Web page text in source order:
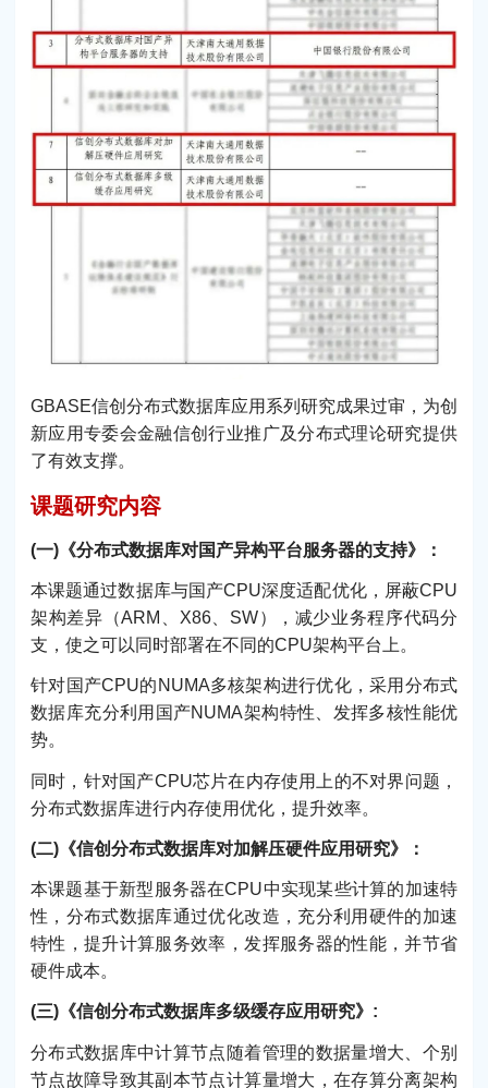
GBASE信创分布式数据库应用系列研究成果过审，为创
新应用专委会金融信创行业推广及分布式理论研究提供
了有效支撑。
课题研究内容
(一)《分布式数据库对国产异构平台服务器的支持》：
本课题通过数据库与国产CPU深度适配优化，屏蔽CPU
架构差异（ARM、X86、SW），减少业务程序代码分
支，使之可以同时部署在不同的CPU架构平台上。
针对国产CPU的NUMA多核架构进行优化，采用分布式
数据库充分利用国产NUMA架构特性、发挥多核性能优
势。
同时，针对国产CPU芯片在内存使用上的不对界问题，
分布式数据库进行内存使用优化，提升效率。
(二)《信创分布式数据库对加解压硬件应用研究》：
本课题基于新型服务器在CPU中实现某些计算的加速特
性，分布式数据库通过优化改造，充分利用硬件的加速
特性，提升计算服务效率，发挥服务器的性能，并节省
硬件成本。
(三)《信创分布式数据库多级缓存应用研究》:
分布式数据库中计算节点随着管理的数据量增大、个别
节点故障导致其副本节点计算量增大，在存算分离架构